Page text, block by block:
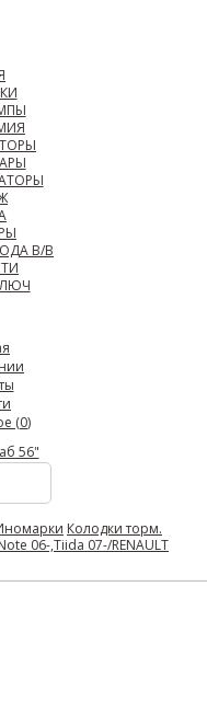
В/В
(0)
Колодки торм.
06-,Tiida 07-/RENAULT